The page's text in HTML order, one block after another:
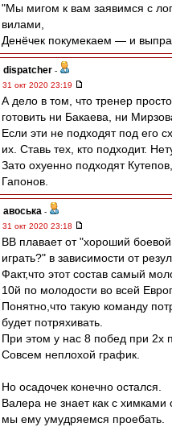
"Мы мигом к вам заявимся с
вилами,
Денёчек покумекаем — и
dispatcher -
31 окт 2020 23:19
А дело в том, что тренер
готовить ни Бакаева, ни
Если эти не подходят под его
их. Ставь тех, кто подходит.
Зато охуенно подходят
Гапонов.
авоська -
31 окт 2020 23:18
ВВ плавает от "хороший
играть?" в зависимости от
Факт,что этот состав самый
10й по молодости во всей
Понятно,что такую команду
будет потряхивать.
При этом у нас 8 побед при 2х
Совсем неплохой график.
Но осадочек конечно остался.
Валера не знает как с химками
мы ему умудряемся проебать.